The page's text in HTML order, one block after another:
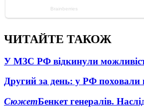
ЧИТАЙТЕ ТАКОЖ
У МЗС РФ відкинули
Другий за день: у РФ поховали
СюжетБенкет генералів.